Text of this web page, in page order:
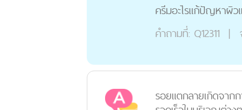
ครีมอะไรแก้ปัญหาผิว
คำถามที่: Q12311 |
รอยแตกลายเกิดจาก